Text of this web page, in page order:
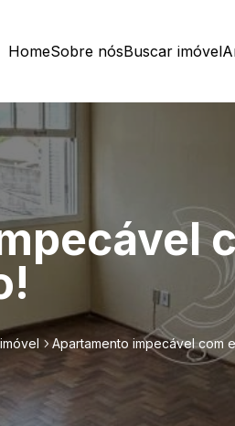
HomeSobre nósBuscar imóvel
Apartamento impecável com